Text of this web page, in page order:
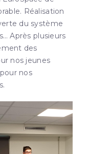
Réalisation
du système
Après plusieurs
des
nos jeunes
nos